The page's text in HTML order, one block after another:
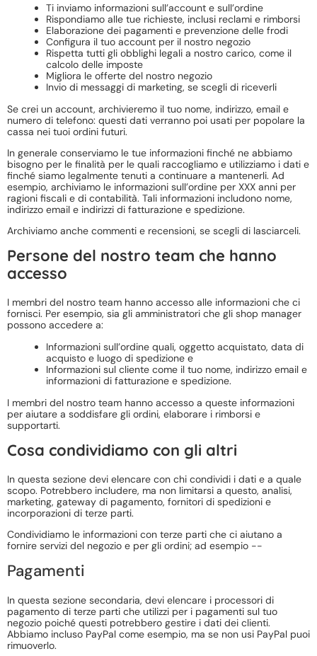
Ti inviamo informazioni sull’account e sull’ordine
Rispondiamo alle tue richieste, inclusi reclami e rimborsi
Elaborazione dei pagamenti e prevenzione delle frodi
Configura il tuo account per il nostro negozio
Rispetta tutti gli obblighi legali a nostro carico, come il
calcolo delle imposte
Migliora le offerte del nostro negozio
Invio di messaggi di marketing, se scegli di riceverli
Se crei un account, archivieremo il tuo nome, indirizzo, email e
numero di telefono: questi dati verranno poi usati per popolare la
cassa nei tuoi ordini futuri.
In generale conserviamo le tue informazioni finché ne abbiamo
bisogno per le finalità per le quali raccogliamo e utilizziamo i dati e
finché siamo legalmente tenuti a continuare a mantenerli. Ad
esempio, archiviamo le informazioni sull’ordine per XXX anni per
ragioni fiscali e di contabilità. Tali informazioni includono nome,
indirizzo email e indirizzi di fatturazione e spedizione.
Archiviamo anche commenti e recensioni, se scegli di lasciarceli.
Persone del nostro team che hanno
accesso
I membri del nostro team hanno accesso alle informazioni che ci
fornisci. Per esempio, sia gli amministratori che gli shop manager
possono accedere a:
Informazioni sull’ordine quali, oggetto acquistato, data di
acquisto e luogo di spedizione e
Informazioni sul cliente come il tuo nome, indirizzo email e
informazioni di fatturazione e spedizione.
I membri del nostro team hanno accesso a queste informazioni
per aiutare a soddisfare gli ordini, elaborare i rimborsi e
supportarti.
Cosa condividiamo con gli altri
In questa sezione devi elencare con chi condividi i dati e a quale
scopo. Potrebbero includere, ma non limitarsi a questo, analisi,
marketing, gateway di pagamento, fornitori di spedizioni e
incorporazioni di terze parti.
Condividiamo le informazioni con terze parti che ci aiutano a
fornire servizi del negozio e per gli ordini; ad esempio --
Pagamenti
In questa sezione secondaria, devi elencare i processori di
pagamento di terze parti che utilizzi per i pagamenti sul tuo
negozio poiché questi potrebbero gestire i dati dei clienti.
Abbiamo incluso PayPal come esempio, ma se non usi PayPal puoi
rimuoverlo.